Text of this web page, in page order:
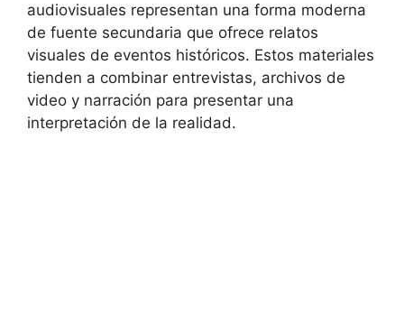
audiovisuales representan una forma moderna
de fuente secundaria que ofrece relatos
visuales de eventos históricos. Estos materiales
tienden a combinar entrevistas, archivos de
video y narración para presentar una
interpretación de la realidad.